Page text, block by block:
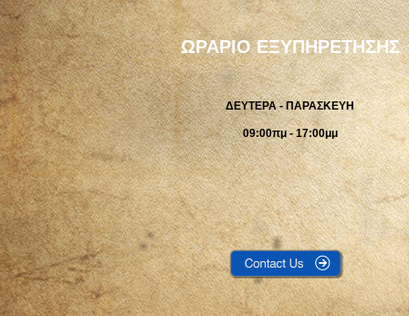
ΩΡΑΡΙΟ ΕΞΥΠΗΡΕΤΗΣΗΣ
ΔΕΥΤΕΡΑ - ΠΑΡΑΣΚΕΥΗ
09:00πμ - 17:00μμ